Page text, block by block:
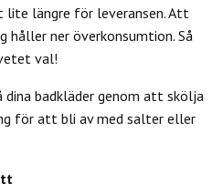
längre för leveransen. Att
håller ner överkonsumtion. Så
val!
dina badkläder genom att skölja
för att bli av med salter eller